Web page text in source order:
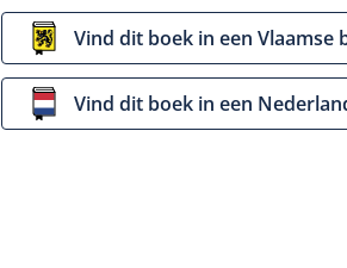
Vind dit boek in een Vlaamse
Vind dit boek in een